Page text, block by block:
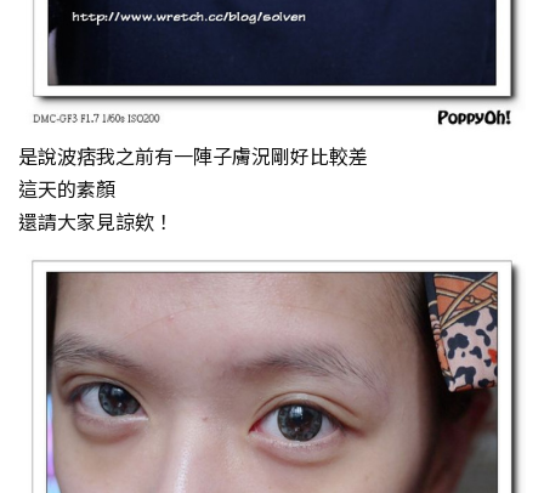
是說波痞我之前有一陣子膚況剛好比較差
這天的素顏
還請大家見諒欸！